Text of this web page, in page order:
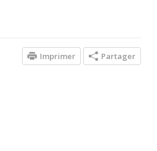
Partager
Imprimer